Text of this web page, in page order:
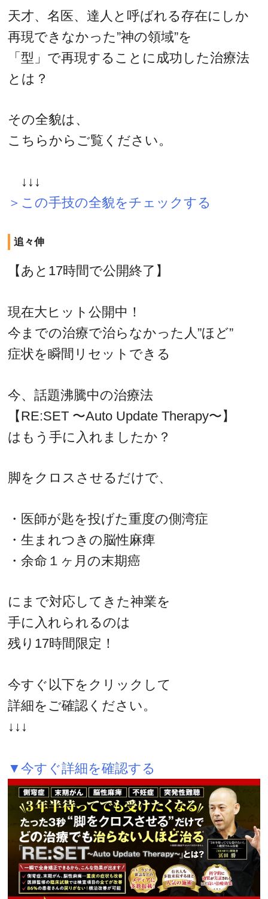
天才、名医、達人と呼ばれる存在にしか
再現できなかった”神の領域”を
「型」で再現することに成功した治療法
とは？
その全貌は、
こちらからご覧ください。
↓↓↓
＞この手技の全貌をチェックする
追々伸
【あと17時間で公開終了】
現在大ヒット公開中！
今までの治療で治らなかった人”ほど”
症状を瞬間リセットできる
今、話題沸騰中の治療法
【RE:SET 〜Auto Update Therapy〜】
はもう手に入れましたか？
脚をクロスさせるだけで、
・医師が匙を投げた重度の側湾症
・生まれつきの脳性麻痺
・余命１ヶ月の末期癌
にまで対応してきた神業を
手に入れられるのは
残り17時間限定！
今すぐ以下をクリックして
詳細をご確認ください。
↓↓↓
▼今すぐ詳細を確認する